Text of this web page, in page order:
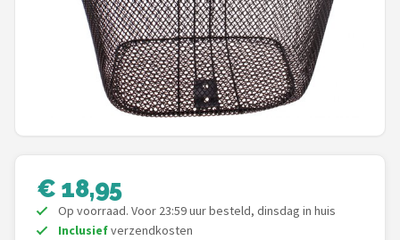
New Looxs
Voltano
€ 18,95
Op voorraad. Voor 23:59 uur besteld, dinsdag in huis
Inclusiefverzendkosten